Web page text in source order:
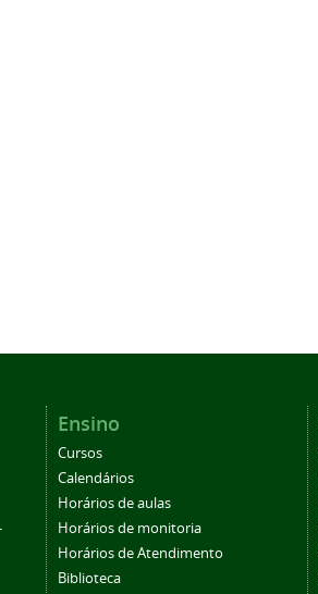
Ensino
Cursos
Calendários
Horários de aulas
Horários de monitoria
Horários de Atendimento
Biblioteca